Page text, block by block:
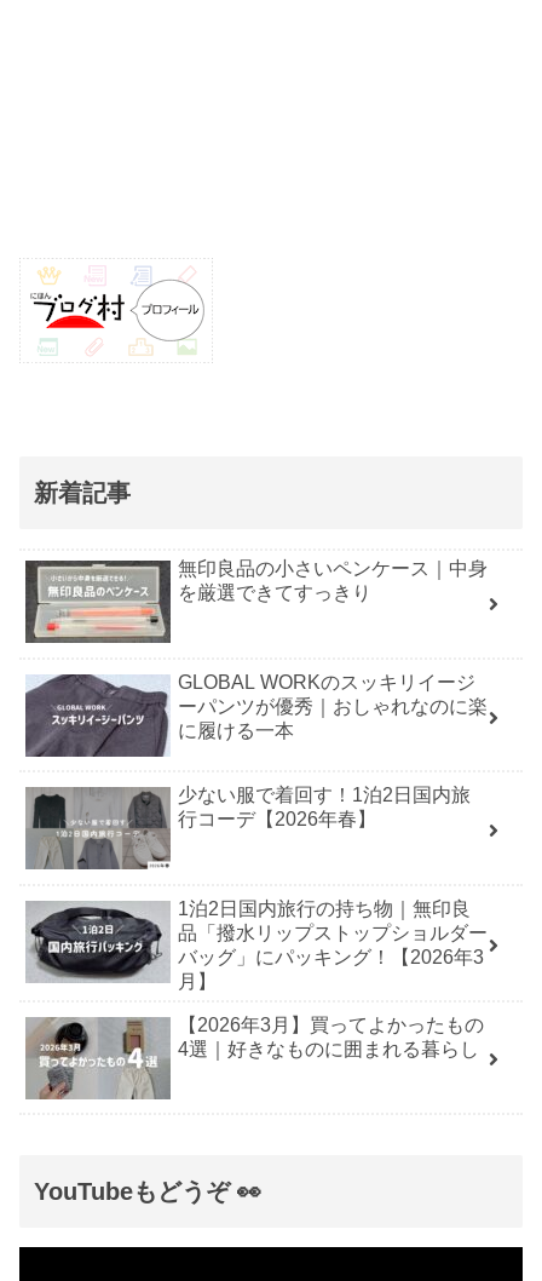
新着記事
無印良品の小さいペンケース｜中身
を厳選できてすっきり
GLOBAL WORKのスッキリイージ
ーパンツが優秀｜おしゃれなのに楽
に履ける一本
少ない服で着回す！1泊2日国内旅
行コーデ【2026年春】
1泊2日国内旅行の持ち物｜無印良
品「撥水リップストップショルダー
バッグ」にパッキング！【2026年3
月】
【2026年3月】買ってよかったもの
4選｜好きなものに囲まれる暮らし
YouTubeもどうぞ 👀